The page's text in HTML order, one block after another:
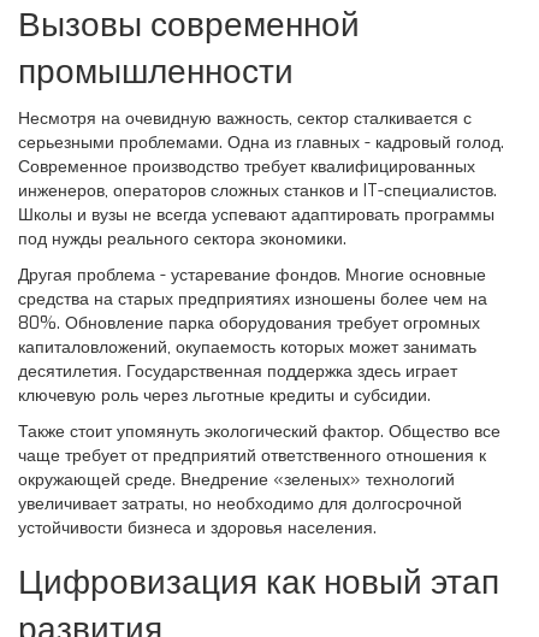
Вызовы современной
промышленности
Несмотря на очевидную важность, сектор сталкивается с
серьезными проблемами. Одна из главных - кадровый голод.
Современное производство требует квалифицированных
инженеров, операторов сложных станков и IT-специалистов.
Школы и вузы не всегда успевают адаптировать программы
под нужды реального сектора экономики.
Другая проблема - устаревание фондов. Многие основные
средства на старых предприятиях изношены более чем на
80%. Обновление парка оборудования требует огромных
капиталовложений, окупаемость которых может занимать
десятилетия. Государственная поддержка здесь играет
ключевую роль через льготные кредиты и субсидии.
Также стоит упомянуть экологический фактор. Общество все
чаще требует от предприятий ответственного отношения к
окружающей среде. Внедрение «зеленых» технологий
увеличивает затраты, но необходимо для долгосрочной
устойчивости бизнеса и здоровья населения.
Цифровизация как новый этап